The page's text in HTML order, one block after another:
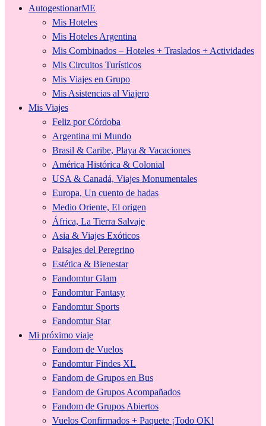
AutogestionarME
Mis Hoteles
Mis Hoteles Argentina
Mis Combinados – Hoteles + Traslados + Actividades
Mis Circuitos Turísticos
Mis Viajes en Grupo
Mis Asistencias al Viajero
Mis Viajes
Feliz por Córdoba
Argentina mi Mundo
Brasil & Caribe, Playa & Vacaciones
América Histórica & Colonial
USA & Canadá, Viajes Monumentales
Europa, Un cuento de hadas
Medio Oriente, El origen
África, La Tierra Salvaje
Asia & Viajes Exóticos
Paisajes del Peregrino
Estética & Bienestar
Fandomtur Glam
Fandomtur Fantasy
Fandomtur Sports
Fandomtur Star
Mi próximo viaje
Fandom de Vuelos
Fandomtur Findes XL
Fandom de Grupos en Bus
Fandom de Grupos Acompañados
Fandom de Grupos Abiertos
Vuelos Confirmados + Paquete ¡Todo OK!